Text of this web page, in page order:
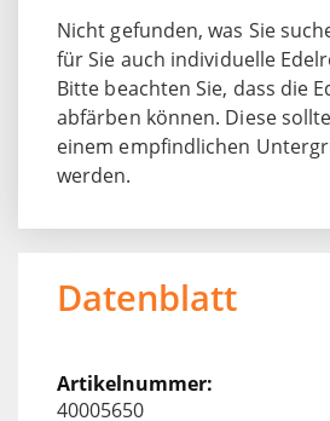
Nicht gefunden, was Sie
für Sie auch individuelle
Bitte beachten Sie, dass die
abfärben können. Diese
einem empfindlichen
werden.
Datenblatt
40005650